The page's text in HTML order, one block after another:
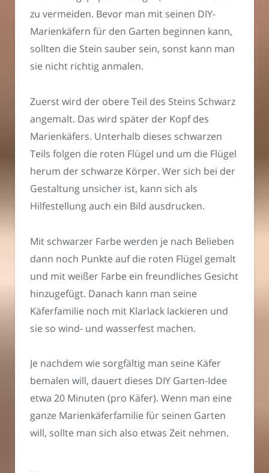
zu vermeiden. Bevor man mit seinen DIY-
Marienkäfern für den Garten beginnen kann,
sollten die Stein sauber sein, sonst kann man
sie nicht richtig anmalen.
Zuerst wird der obere Teil des Steins Schwarz
angemalt. Das wird später der Kopf des
Marienkäfers. Unterhalb dieses schwarzen
Teils folgen die roten Flügel und um die Flügel
herum der schwarze Körper. Wer sich bei der
Gestaltung unsicher ist, kann sich als
Hilfestellung auch ein Bild ausdrucken.
Mit schwarzer Farbe werden je nach Belieben
dann noch Punkte auf die roten Flügel gemalt
und mit weißer Farbe ein freundliches Gesicht
hinzugefügt. Danach kann man seine
Käferfamilie noch mit Klarlack lackieren und
sie so wind- und wasserfest machen.
Je nachdem wie sorgfältig man seine Käfer
bemalen will, dauert dieses DIY Garten-Idee
etwa 20 Minuten (pro Käfer). Wenn man eine
ganze Marienkäferfamilie für seinen Garten
will, sollte man sich also etwas Zeit nehmen.